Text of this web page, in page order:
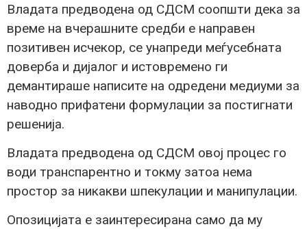
Владата предводена од СДСМ соопшти дека за
време на вчерашните средби е направен
позитивен исчекор, се унапреди меѓусебната
доверба и дијалог и истовремено ги
демантираше написите на одредени медиуми за
наводно прифатени формулации за постигнати
решенија.
Владата предводена од СДСМ овој процес го
води транспарентно и токму затоа нема
простор за никакви шпекулации и манипулации.
Опозицијата е заинтересирана само да му